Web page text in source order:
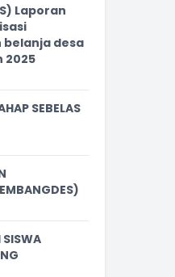
Laporan
desa
2025
SEBELAS
SISWA